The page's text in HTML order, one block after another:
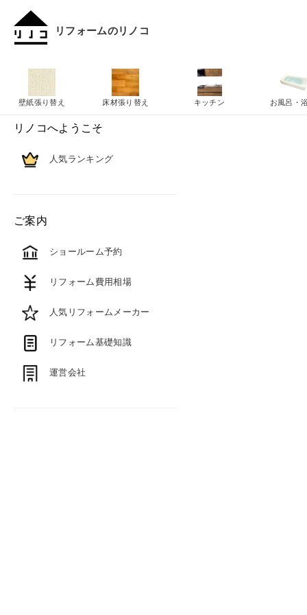
リフォームのリノコ
壁紙張り替え 床材張り替え キッチン お風呂・
リノコへようこそ
人気ランキング
ご案内
ショールーム予約
リフォーム費用相場
人気リフォームメーカー
リフォーム基礎知識
運営会社